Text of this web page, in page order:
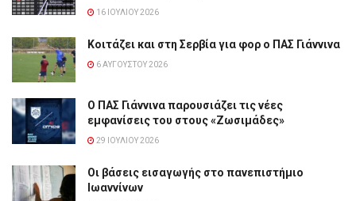
16 ΙΟΥΛΊΟΥ 2026
Κοιτάζει και στη Σερβία για φορ ο ΠΑΣ Γιάννινα
6 ΑΥΓΟΎΣΤΟΥ 2026
Ο ΠΑΣ Γιάννινα παρουσιάζει τις νέες
εμφανίσεις του στους «Ζωσιμάδες»
29 ΙΟΥΛΊΟΥ 2026
Οι βάσεις εισαγωγής στο πανεπιστήμιο
Ιωαννίνων